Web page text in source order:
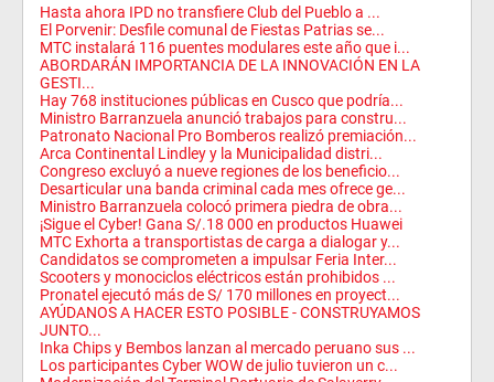
Hasta ahora IPD no transfiere Club del Pueblo a ...
El Porvenir: Desfile comunal de Fiestas Patrias se...
MTC instalará 116 puentes modulares este año que i...
ABORDARÁN IMPORTANCIA DE LA INNOVACIÓN EN LA
GESTI...
Hay 768 instituciones públicas en Cusco que podría...
Ministro Barranzuela anunció trabajos para constru...
Patronato Nacional Pro Bomberos realizó premiación...
Arca Continental Lindley y la Municipalidad distri...
Congreso excluyó a nueve regiones de los beneficio...
Desarticular una banda criminal cada mes ofrece ge...
Ministro Barranzuela colocó primera piedra de obra...
¡Sigue el Cyber! Gana S/.18 000 en productos Huawei
MTC Exhorta a transportistas de carga a dialogar y...
Candidatos se comprometen a impulsar Feria Inter...
Scooters y monociclos eléctricos están prohibidos ...
Pronatel ejecutó más de S/ 170 millones en proyect...
AYÚDANOS A HACER ESTO POSIBLE - CONSTRUYAMOS
JUNTO...
Inka Chips y Bembos lanzan al mercado peruano sus ...
Los participantes Cyber WOW de julio tuvieron un c...